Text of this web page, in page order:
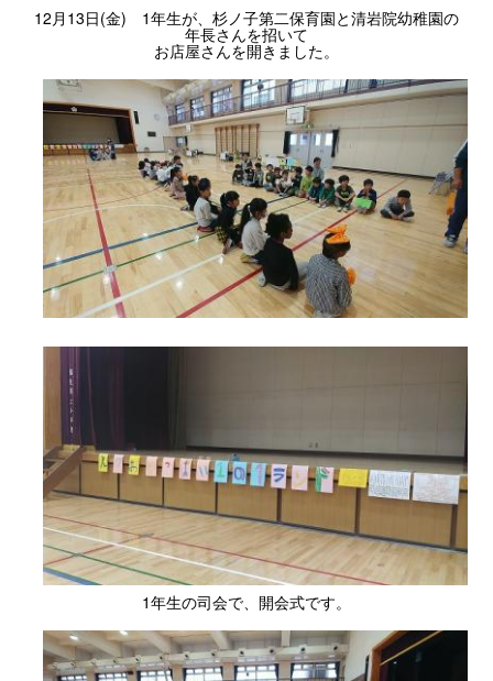
12月13日(金) 1年生が、杉ノ子第二保育園と清岩院幼稚園の
年長さんを招いて
お店屋さんを開きました。
1年生の司会で、開会式です。